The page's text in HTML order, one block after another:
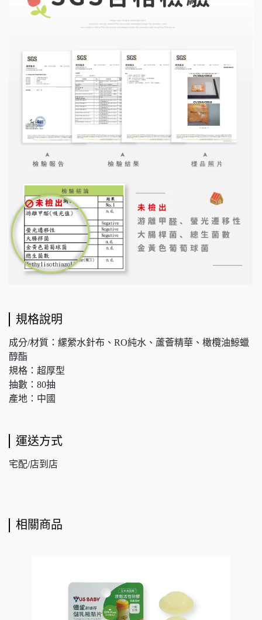
規格說明
成分/材質：縲縈水針布、RO純水、蘆薈精華、橄欖油鯨蠟
醇酯
規格：超厚型
抽數：80抽
產地：中國
運送方式
宅配/店到店
相關商品